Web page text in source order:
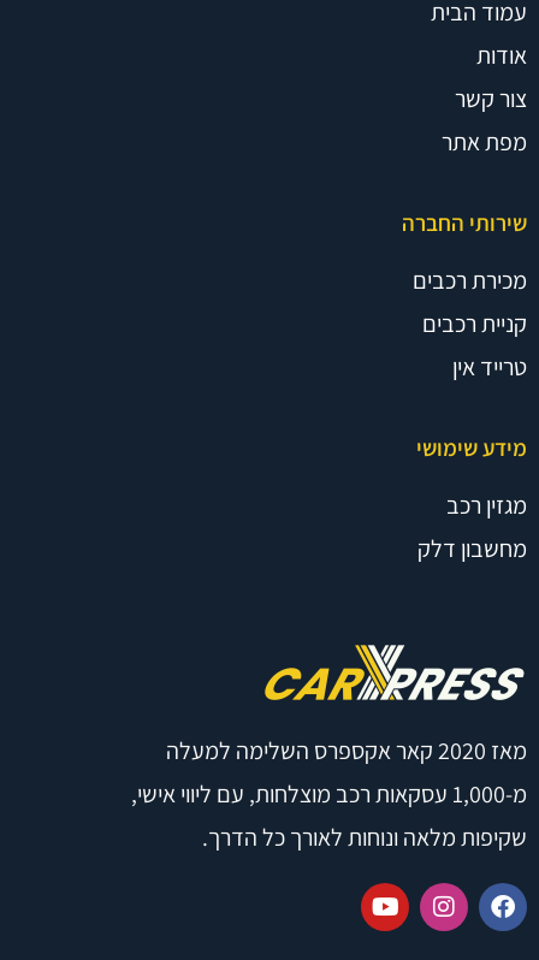
עמוד הבית
אודות
צור קשר
מפת אתר
שירותי החברה
מכירת רכבים
קניית רכבים
טרייד אין
מידע שימושי
מגזין רכב
מחשבון דלק
מאז 2020 קאר אקספרס השלימה למעלה
מ-1,000 עסקאות רכב מוצלחות, עם ליווי אישי,
שקיפות מלאה ונוחות לאורך כל הדרך.